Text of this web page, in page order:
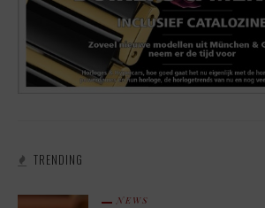
TRENDING
NEWS